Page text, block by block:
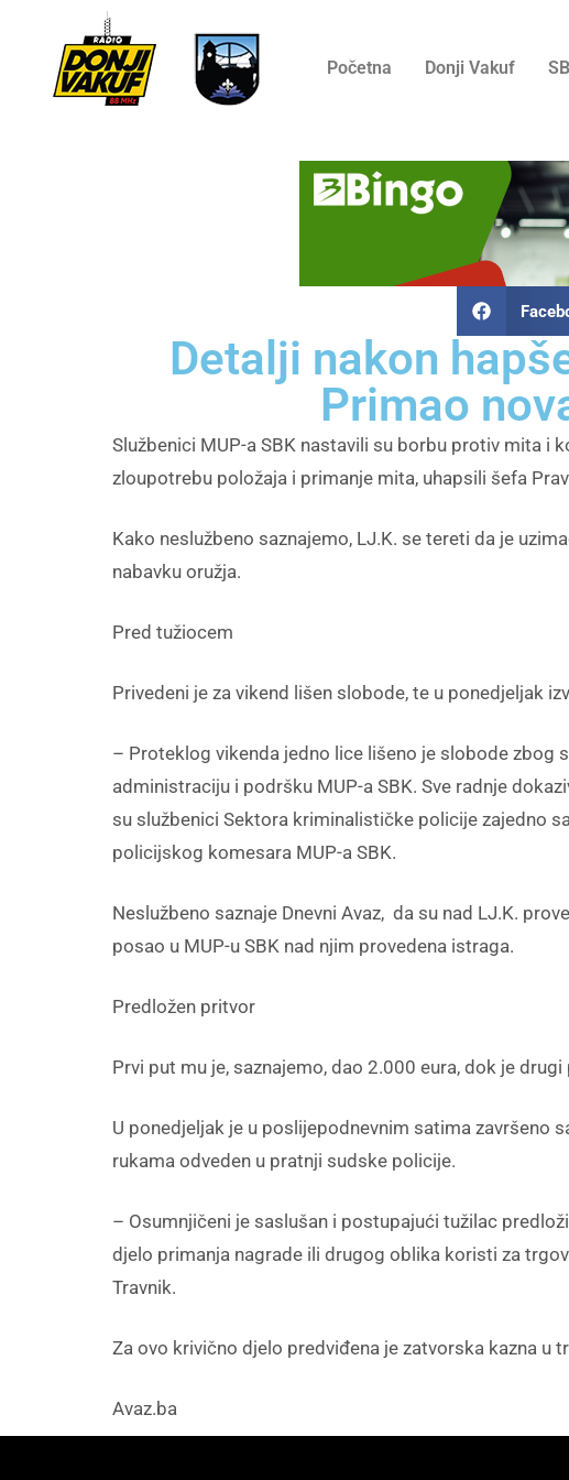
Početna Donji Vakuf
Detalji nakon
Primao
Službenici MUP-a SBK nastavili su borbu protiv mita i
zloupotrebu položaja i primanje mita, uhapsili šefa
Kako neslužbeno saznajemo, LJ.K. se tereti da je
nabavku oružja.
Pred tužiocem
Privedeni je za vikend lišen slobode, te u ponedjeljak
– Proteklog vikenda jedno lice lišeno je slobode zbog
administraciju i podršku MUP-a SBK. Sve radnje
su službenici Sektora kriminalističke policije zajedno
policijskog komesara MUP-a SBK.
Neslužbeno saznaje Dnevni Avaz, da su nad LJ.K.
posao u MUP-u SBK nad njim provedena istraga.
Predložen pritvor
Prvi put mu je, saznajemo, dao 2.000 eura, dok je
U ponedjeljak je u poslijepodnevnim satima završeno
rukama odveden u pratnji sudske policije.
– Osumnjičeni je saslušan i postupajući tužilac
djelo primanja nagrade ili drugog oblika koristi za
Travnik.
Za ovo krivično djelo predviđena je zatvorska kazna u
Avaz.ba